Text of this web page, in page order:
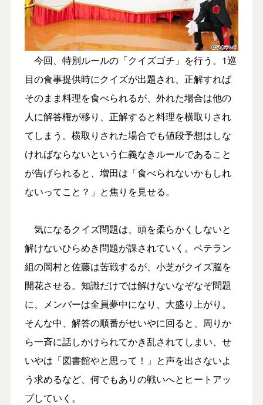
今回、特別ルールの「クイズゴチ」を行う。1巡
目の食事提供時にクイズが出題され、正解すれば
そのまま料理を食べられるが、外れた場合は他の
人に解答権が移り、正解すると料理を横取りされ
てしまう。横取りされた場合でも値段予想はしな
ければならないという仁義なきルールであること
が告げられると、増田は「食べられないかもしれ
ないってこと？」と焦りを見せる。
気になるクイズ問題は、頭を柔らかくしないと
解けないひらめき問題が課されていく。ベテラン
組の岡村と佐藤は苦戦するが、小芝がクイズ脳を
開花させる。知識だけでは解けないなぞなぞ問題
に、メンバーは全員夢中になり、大盛り上がり。
そんな中、解答の順番がせいやに回ると、周りか
ら一斉に話しかけられてかき乱されてしまい、せ
いやは「図書館やと思って！」と声を出さないよ
う求めるなど、何でもありの戦いへとヒートアッ
プしていく。